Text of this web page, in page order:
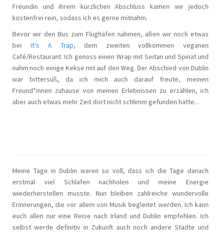
Freundin und ihrem kürzlichen Abschluss kamen wir jedoch
kostenfrei rein, sodass ich es gerne mitnahm.
Bevor wir den Bus zum Flughafen nahmen, aßen wir noch etwas
bei It’s A Trap, dem zweiten vollkommen veganen
Café/Restaurant. Ich genoss einen Wrap mit Seitan und Spinat und
nahm noch einige Kekse mit auf den Weg. Der Abschied von Dublin
war bittersüß, da ich mich auch darauf freute, meinen
Freund*innen zuhause von meinen Erlebnissen zu erzählen, ich
aber auch etwas mehr Zeit dort nicht schlimm gefunden hätte…
Meine Tage in Dublin waren so voll, dass ich die Tage danach
erstmal viel Schlafen nachholen und meine Energie
wiederherstellen musste. Nun bleiben zahlreiche wundervolle
Erinnerungen, die vor allem von Musik begleitet werden. Ich kann
euch allen nur eine Reise nach Irland und Dublin empfehlen. Ich
selbst werde definitiv in Zukunft auch noch andere Städte und